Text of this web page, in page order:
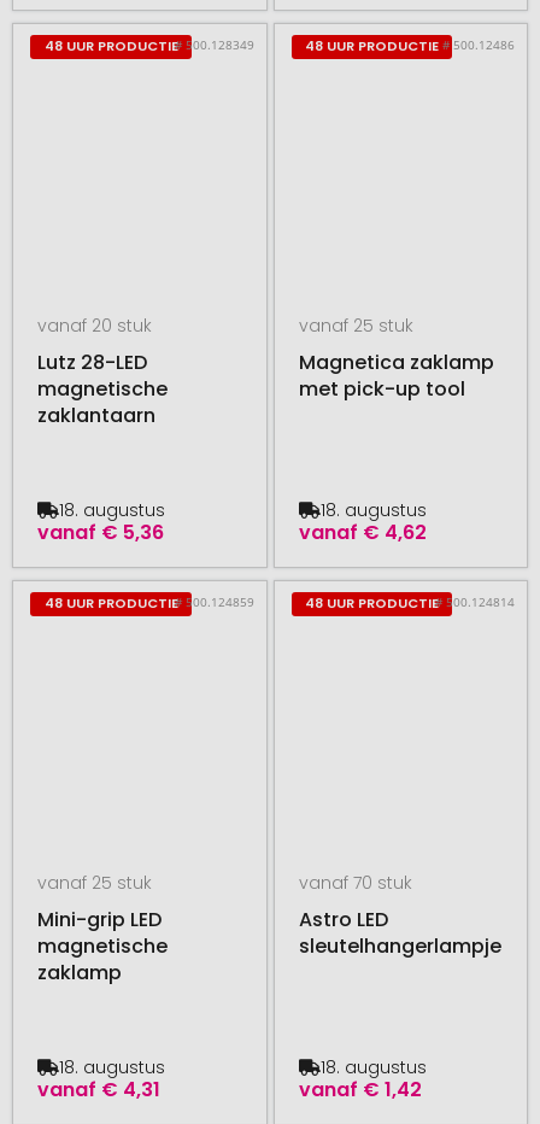
48 UUR PRODUCTIE# 500.128349
vanaf 20 stuk
Lutz 28-LED
magnetische
zaklantaarn
vanaf € 5,36
18. augustus
48 UUR PRODUCTIE # 500.12486
vanaf 25 stuk
Magnetica zaklamp
met pick-up tool
vanaf € 4,62
18. augustus
48 UUR PRODUCTIE# 500.124859
vanaf 25 stuk
Mini-grip LED
magnetische
zaklamp
vanaf € 4,31
18. augustus
48 UUR PRODUCTIE# 500.124814
vanaf 70 stuk
Astro LED
sleutelhangerlampje
vanaf € 1,42
18. augustus